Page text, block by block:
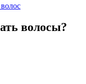
волосы?